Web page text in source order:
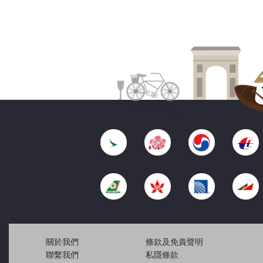
關於我們
聯繫我們
條款及免責聲明
私隱條款